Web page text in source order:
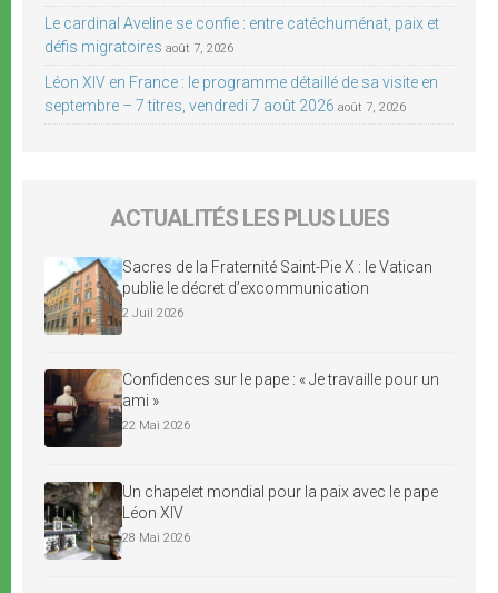
Le cardinal Aveline se confie : entre catéchuménat, paix et
défis migratoires août 7, 2026
Léon XIV en France : le programme détaillé de sa visite en
septembre – 7 titres, vendredi 7 août 2026 août 7, 2026
ACTUALITÉS LES PLUS LUES
Sacres de la Fraternité Saint-Pie X : le Vatican
publie le décret d’excommunication
2 Juil 2026
Confidences sur le pape : « Je travaille pour un
ami »
22 Mai 2026
Un chapelet mondial pour la paix avec le pape
Léon XIV
28 Mai 2026